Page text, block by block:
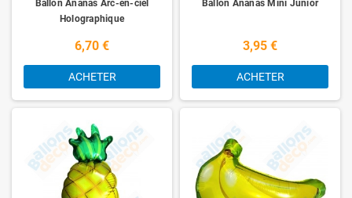
Ballon Ananas Arc-en-ciel
Holographique
6,70 €
ACHETER
Ballon Ananas Mini Junior
3,95 €
ACHETER